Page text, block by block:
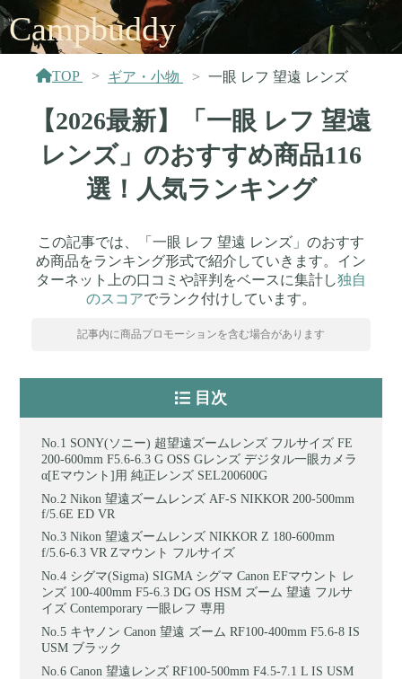
Campbuddy
TOP ギア・小物 一眼 レフ 望遠 レンズ
【2026最新】「一眼 レフ 望遠
レンズ」のおすすめ商品116
選！人気ランキング
この記事では、「一眼 レフ 望遠 レンズ」のおすす
め商品をランキング形式で紹介していきます。イン
ターネット上の口コミや評判をベースに集計し独自
のスコアでランク付けしています。
記事内に商品プロモーションを含む場合があります
目次
SONY(ソニー) 超望遠ズームレンズ フルサイズ FE
200-600mm F5.6-6.3 G OSS Gレンズ デジタル一眼カメラ
α[Eマウント]用 純正レンズ SEL200600G
Nikon 望遠ズームレンズ AF-S NIKKOR 200-500mm
f/5.6E ED VR
Nikon 望遠ズームレンズ NIKKOR Z 180-600mm
f/5.6-6.3 VR Zマウント フルサイズ
シグマ(Sigma) SIGMA シグマ Canon EFマウント レ
ンズ 100-400mm F5-6.3 DG OS HSM ズーム 望遠 フルサ
イズ Contemporary 一眼レフ 専用
キヤノン Canon 望遠 ズーム RF100-400mm F5.6-8 IS
USM ブラック
Canon 望遠レンズ RF100-500mm F4.5-7.1 L IS USM